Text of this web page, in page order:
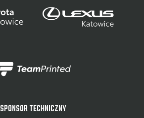
SPONSOR TECHNICZNY